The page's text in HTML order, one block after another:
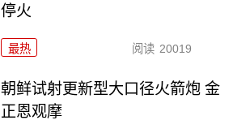
停火
最热 阅读 20019
朝鲜试射更新型大口径火箭炮 金
正恩观摩